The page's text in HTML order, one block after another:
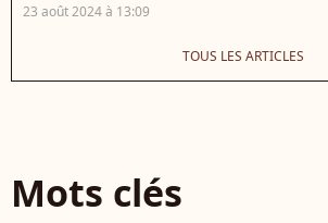
23 août 2024 à 13:09
TOUS LES ARTICLES
Mots clés